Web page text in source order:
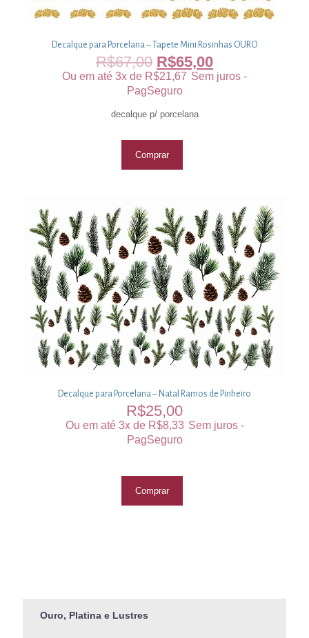
Decalque para Porcelana – Tapete Mini Rosinhas OURO
R$67,00 R$65,00
Ou em até 3x de R$21,67 Sem juros -
PagSeguro
decalque p/ porcelana
Comprar
Decalque para Porcelana – Natal Ramos de Pinheiro
R$25,00
Ou em até 3x de R$8,33 Sem juros -
PagSeguro
Comprar
Ouro, Platina e Lustres